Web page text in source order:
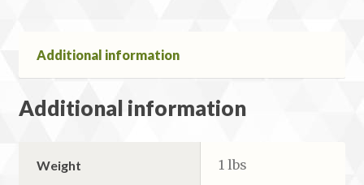
Additional information
Additional information
Weight 1 lbs